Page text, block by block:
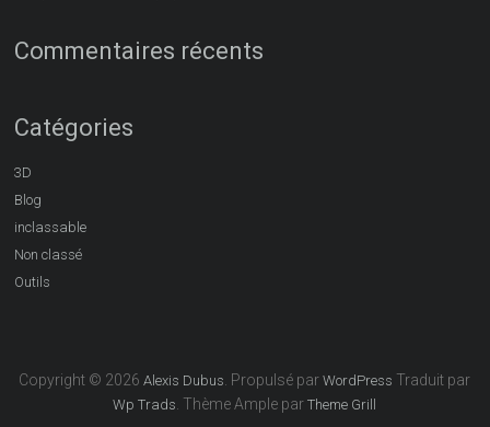
Commentaires récents
Catégories
3D
Blog
inclassable
Non classé
Outils
Copyright © 2026Alexis Dubus . Propulsé parWordPress Traduit par
Wp Trads . Thème Ample parTheme Grill